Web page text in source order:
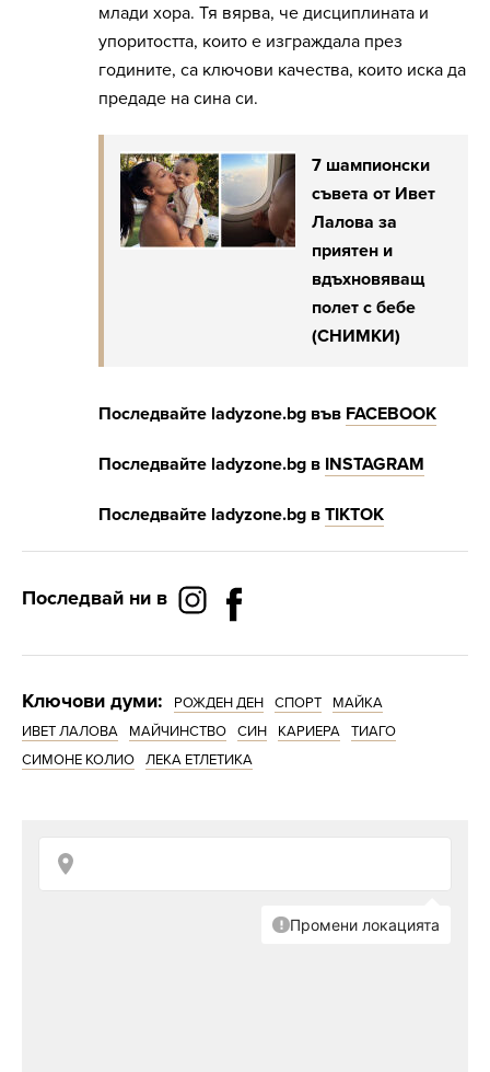
млади хора. Тя вярва, че дисциплината и
упоритостта, които е изграждала през
годините, са ключови качества, които иска да
предаде на сина си.
7 шампионски
съвета от Ивет
Лалова за
приятен и
вдъхновяващ
полет с бебе
(СНИМКИ)
Последвайте ladyzone.bg във FACEBOOK
Последвайте ladyzone.bg в INSTAGRAM
Последвайте ladyzone.bg в ТIKTOK
Последвай ни в
Ключови думи: РОЖДЕН ДЕН СПОРТ
МАЙКА
ИВЕТ ЛАЛОВА
МАЙЧИНСТВО СИН КАРИЕРА
ТИАГО
СИМОНЕ КОЛИО
ЛЕКА ЕТЛЕТИКА